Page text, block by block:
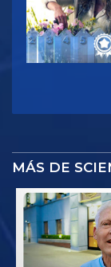
MÁS DE